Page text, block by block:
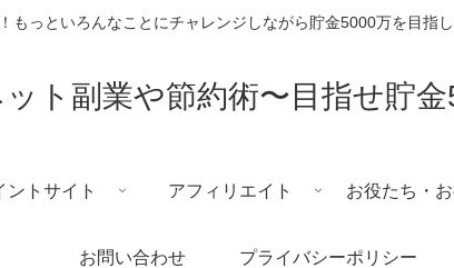
っといろんなことにチャレンジしながら貯金5000万を目指
ト副業や節約術〜目指せ貯
ントサイト アフィリエイト お役たち・
お問い合わせ プライバシーポリシー